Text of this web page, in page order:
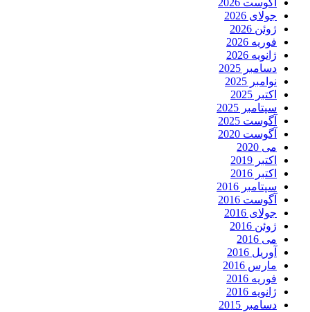
آگوست 2026
جولای 2026
ژوئن 2026
فوریه 2026
ژانویه 2026
دسامبر 2025
نوامبر 2025
اکتبر 2025
سپتامبر 2025
آگوست 2025
آگوست 2020
می 2020
اکتبر 2019
اکتبر 2016
سپتامبر 2016
آگوست 2016
جولای 2016
ژوئن 2016
می 2016
آوریل 2016
مارس 2016
فوریه 2016
ژانویه 2016
دسامبر 2015